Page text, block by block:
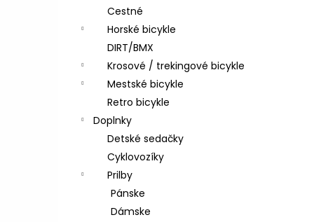
Cestné
Horské bicykle
DIRT/BMX
Krosové / trekingové bicykle
Mestské bicykle
Retro bicykle
Doplnky
Detské sedačky
Cyklovozíky
Prilby
Pánske
Dámske
CTM AREON XPERT - MATNÁ LIMETKOVÁ
PERLEŤ
€2 999
Pôvodne: €3 599,99